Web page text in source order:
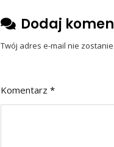
Dodaj
Twój adres e-mail nie
Komentarz *